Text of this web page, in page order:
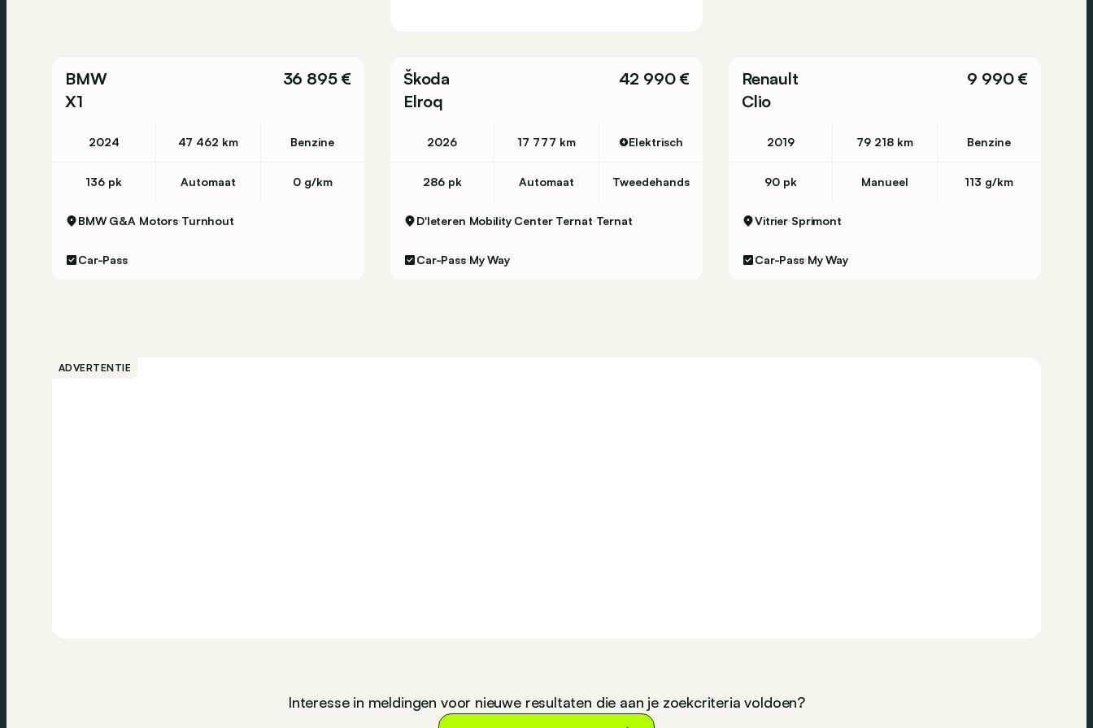
BMW
X1
36 895 €
2024 47 462 km Benzine
136 pk Automaat 0 g/km
BMW G&A Motors Turnhout
Car-Pass
Škoda
Elroq
42 990 €
2026 17 777 km Elektrisch
286 pk Automaat Tweedehands
D'Ieteren Mobility Center Ternat Ternat
Car-Pass My Way
Renault
Clio
9 990 €
2019 79 218 km Benzine
90 pk Manueel 113 g/km
Vitrier Sprimont
Car-Pass My Way
ADVERTENTIE
Interesse in meldingen voor nieuwe resultaten die aan je zoekcriteria voldoen?